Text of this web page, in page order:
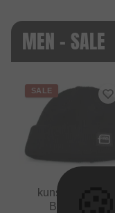
MEN - SALE
SALE
kunstform
Beanie Mütze